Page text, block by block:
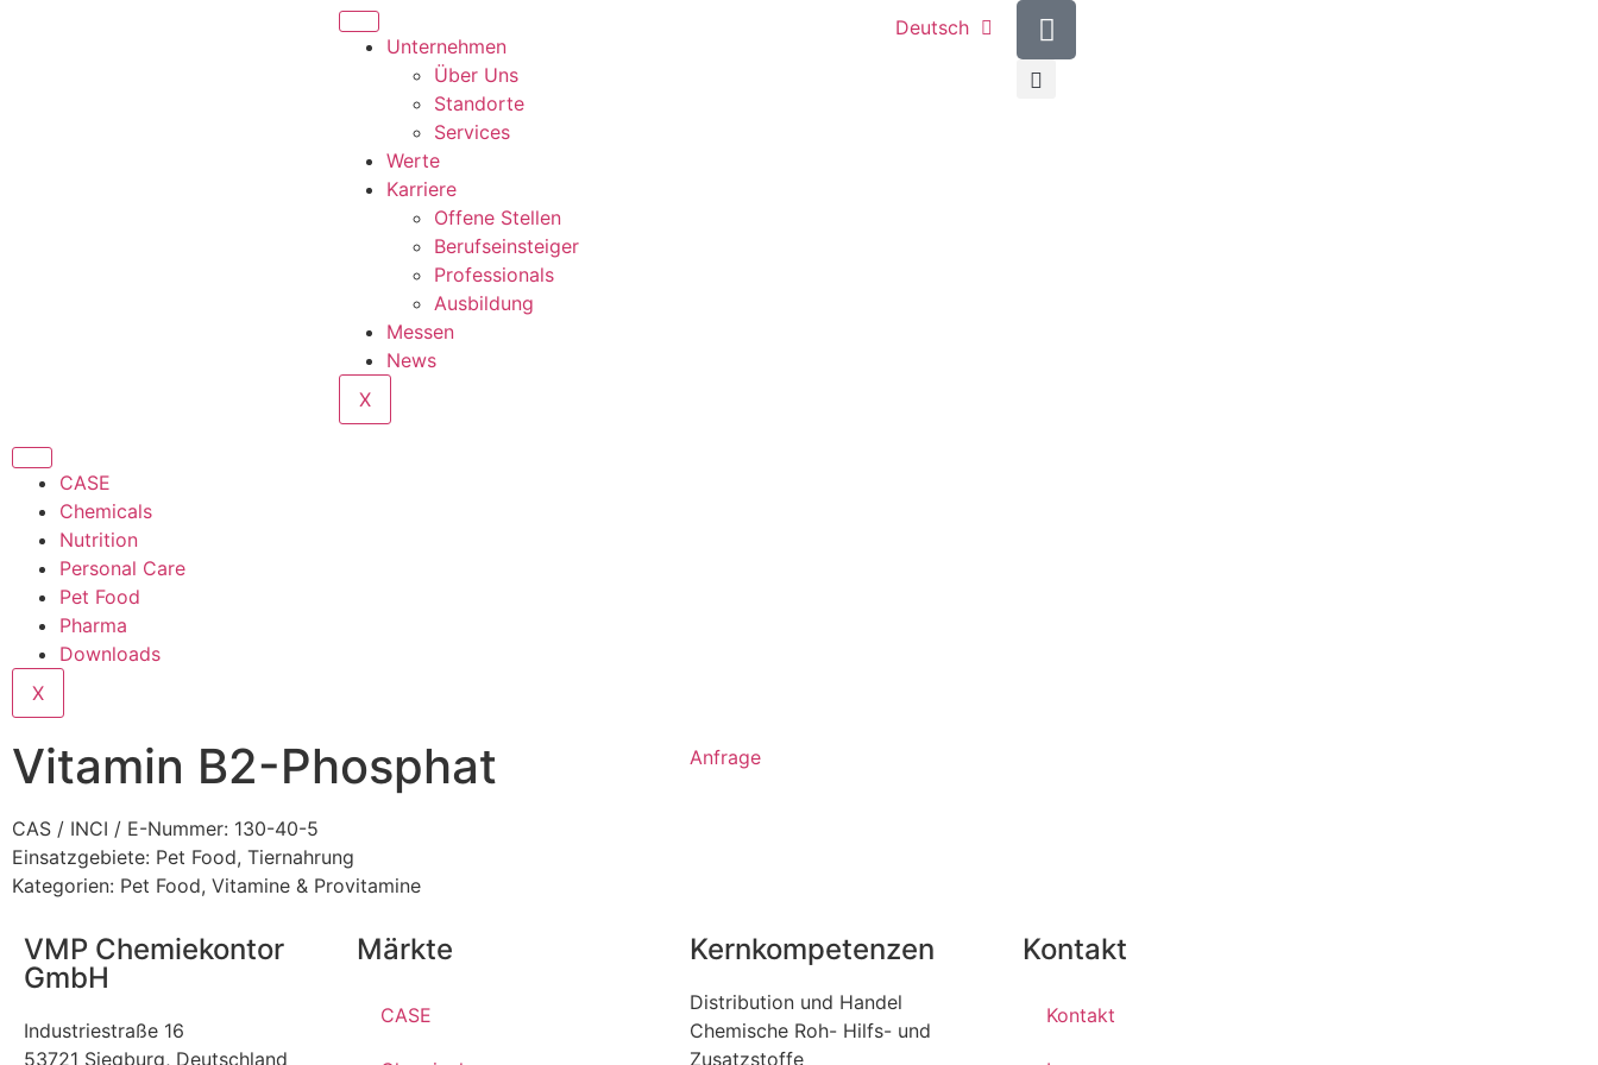
Unternehmen
Über Uns
Standorte
Services
Werte
Karriere
Offene Stellen
Berufseinsteiger
Professionals
Ausbildung
Messen
News
X
Deutsch
CASE
Chemicals
Nutrition
Personal Care
Pet Food
Pharma
Downloads
X
Vitamin B2-Phosphat
CAS / INCI / E-Nummer: 130-40-5
Einsatzgebiete: Pet Food, Tiernahrung
Kategorien: Pet Food, Vitamine & Provitamine
Anfrage
VMP Chemiekontor
GmbH
Industriestraße 16
53721 Siegburg, Deutschland
Märkte
CASE
Kernkompetenzen
Distribution und Handel
Chemische Roh- Hilfs- und
Zusatzstoffe
Kontakt
Kontakt